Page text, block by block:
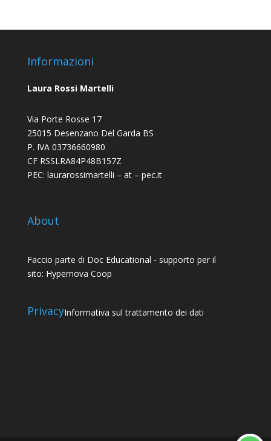
Informazioni
Laura Rossi Martelli
Via Porte Rosse 17
25015 Desenzano Del Garda BS
P. IVA 03736660980
CF RSSLRA84P48B157Z
PEC: laurarossimartelli – at – pec.it
About
Faccio parte di Doc Educational - supporto per il
sito: Hypernova Coop
PrivacyInformativa sul trattamento dei dati